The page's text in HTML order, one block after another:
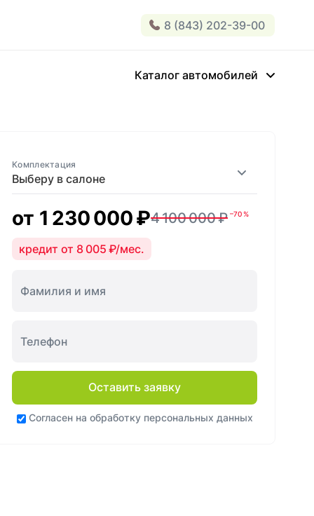
8 (843) 202-39-00
Каталог автомобилей
Выберу в салоне
Комплектация
от 1 230 000 ₽4 100 000 ₽ –70 %
кредит от 8 005 ₽/мес.
Оставить заявку
Согласен на обработку персональных данных